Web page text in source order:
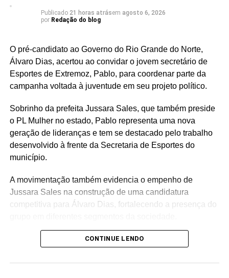
Publicado 21 horas atrásem agosto 6, 2026
por Redação do blog
O pré-candidato ao Governo do Rio Grande do Norte,
Álvaro Dias, acertou ao convidar o jovem secretário de
Esportes de Extremoz, Pablo, para coordenar parte da
campanha voltada à juventude em seu projeto político.
Sobrinho da prefeita Jussara Sales, que também preside
o PL Mulher no estado, Pablo representa uma nova
geração de lideranças e tem se destacado pelo trabalho
desenvolvido à frente da Secretaria de Esportes do
município.
A movimentação também evidencia o empenho de
Jussara Sales na construção de uma candidatura
competitiva para Álvaro Dias, fortalecendo a presença do
Com a chegada de Pablo, o PL Jovem ganha um
com a juventude e capacidade de mobilização para a
CONTINUE LENDO